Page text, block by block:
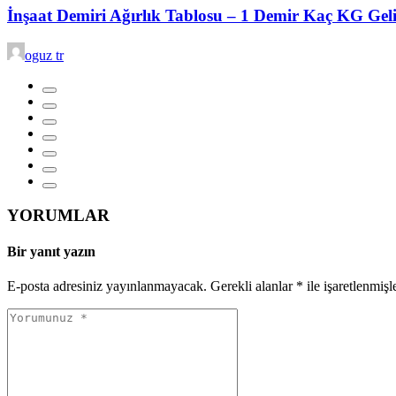
İnşaat Demiri Ağırlık Tablosu – 1 Demir Kaç KG
oguz tr
YORUMLAR
Bir yanıt yazın
E-posta adresiniz yayınlanmayacak. Gerekli alanlar * ile